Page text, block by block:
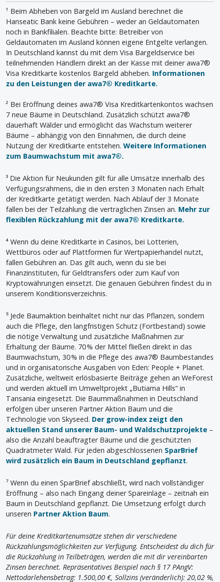
¹ Beim Abheben von Bargeld im Ausland berechnet die
Hanseatic Bank keine Gebühren – weder an Geldautomaten
noch in Bankfilialen. Beachte bitte: Betreiber von
Geldautomaten im Ausland können eigene Entgelte verlangen.
In Deutschland kannst du mit dem Visa Bargeldservice bei
teilnehmenden Händlern direkt an der Kasse mit deiner awa7®
Visa Kreditkarte kostenlos Bargeld abheben. Informationen
zu den Leistungen der awa7® Kreditkarte.
² Bei Eröffnung deines awa7® Visa Kreditkartenkontos wachsen
7 neue Bäume in Deutschland. Zusätzlich schützt awa7®
dauerhaft Wälder und ermöglicht das Wachstum weiterer
Bäume – abhängig von den Einnahmen, die durch deine
Nutzung der Kreditkarte entstehen. Weitere Informationen
zum Baumwachstum mit awa7®.
³ Die Aktion für Neukunden gilt für alle Umsätze innerhalb des
Verfügungsrahmens, die in den ersten 3 Monaten nach Erhalt
der Kreditkarte getätigt werden. Nach Ablauf der 3 Monate
fallen bei der Teilzahlung die vertraglichen Zinsen an. Mehr zur
flexiblen Rückzahlung mit der awa7® Kreditkarte.
⁴ Wenn du deine Kreditkarte in Casinos, bei Lotterien,
Wettbüros oder auf Plattformen für Wertpapierhandel nutzt,
fallen Gebühren an. Das gilt auch, wenn du sie bei
Finanzinstituten, für Geldtransfers oder zum Kauf von
Kryptowährungen einsetzt. Die genauen Gebühren findest du in
unserem Konditionsverzeichnis.
⁵ Jede Baumaktion beinhaltet nicht nur das Pflanzen, sondern
auch die Pflege, den langfristigen Schutz (Fortbestand) sowie
die nötige Verwaltung und zusätzliche Maßnahmen zur
Erhaltung der Bäume. 70 % der Mittel fließen direkt in das
Baumwachstum, 30 % in die Pflege des awa7® Baumbestandes
und in organisatorische Ausgaben von Eden: People + Planet.
Zusätzliche, weltweit erlösbasierte Beiträge gehen an WeForest
und werden aktuell im Umweltprojekt „Butiama Hills“ in
Tansania eingesetzt. Die Baummaßnahmen in Deutschland
erfolgen über unseren Partner Aktion Baum und die
Technologie von Skyseed. Der grow-index zeigt den
aktuellen Stand unserer Baum- und Waldschutzprojekte –
also die Anzahl beauftragter Bäume und die geschützten
Quadratmeter Wald. Für jeden abgeschlossenen SparBrief
wird zusätzlich ein Baum in Deutschland gepflanzt.
⁷ Wenn du einen SparBrief abschließt, wird nach vollständiger
Eröffnung – also nach Eingang deiner Spareinlage – zeitnah ein
Baum in Deutschland gepflanzt. Die Umsetzung erfolgt durch
unseren Partner Aktion Baum.
Für deine Kreditkartenumsätze stehen dir verschiedene
Rückzahlungsmöglichkeiten zur Verfügung. Entscheidest du dich für
die Rückzahlung in Teilbeträgen, werden die mit dir vereinbarten
Zinsen berechnet. Repräsentatives Beispiel nach § 17 PAngV:
Nettodarlehensbetrag: 1.500,00 €, Sollzins (veränderlich): 20,02 %,